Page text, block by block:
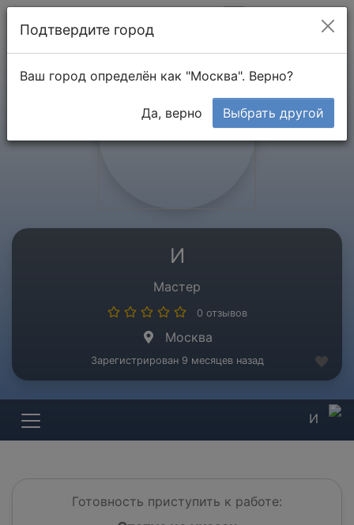
И
Мастер
0 отзывов
Москва
Зарегистрирован 9 месяцев назад
И
Готовность приступить к работе:
Подтвердите город
Ваш город определён как "Москва". Верно?
Да, верно Выбрать другой